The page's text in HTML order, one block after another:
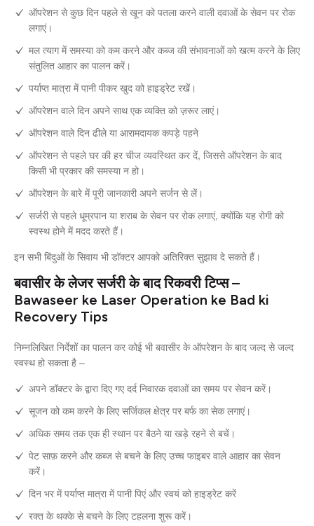
ऑपरेशन से कुछ दिन पहले से खून को पतला करने वाली दवाओं के सेवन पर रोक
लगाएं।
मल त्याग में समस्या को कम करने और कब्ज की संभावनाओं को खत्म करने के लिए
संतुलित आहार का पालन करें।
पर्याप्त मात्रा में पानी पीकर खुद को हाइड्रेट रखें।
ऑपरेशन वाले दिन अपने साथ एक व्यक्ति को ज़रूर लाएं।
ऑपरेशन वाले दिन ढीले या आरामदायक कपड़े पहने
ऑपरेशन से पहले घर की हर चीज व्यवस्थित कर दें, जिससे ऑपरेशन के बाद
किसी भी प्रकार की समस्या न हो।
ऑपरेशन के बारे में पूरी जानकारी अपने सर्जन से लें।
सर्जरी से पहले धूम्रपान या शराब के सेवन पर रोक लगाएं, क्योंकि यह रोगी को
स्वस्थ होने में मदद करते हैं।
इन सभी बिंदुओं के सिवाय भी डॉक्टर आपको अतिरिक्त सुझाव दे सकते हैं।
बवासीर के लेजर सर्जरी के बाद रिकवरी टिप्स –
Bawaseer ke Laser Operation ke Bad ki
Recovery Tips
निम्नलिखित निर्देशों का पालन कर कोई भी बवासीर के ऑपरेशन के बाद जल्द से जल्द
स्वस्थ हो सकता है –
अपने डॉक्टर के द्वारा दिए गए दर्द निवारक दवाओं का समय पर सेवन करें।
सूजन को कम करने के लिए सर्जिकल क्षेत्र पर बर्फ का सेक लगाएं।
अधिक समय तक एक ही स्थान पर बैठने या खड़े रहने से बचें।
पेट साफ़ करने और कब्ज से बचने के लिए उच्च फाइबर वाले आहार का सेवन
करें।
दिन भर में पर्याप्त मात्रा में पानी पिएं और स्वयं को हाइड्रेट करें
रक्त के थक्के से बचने के लिए टहलना शुरू करें।